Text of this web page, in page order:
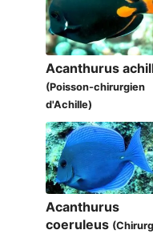
Acanthurus
(Poisson-chirurgien
d'Achille)
Acanthurus
coeruleus